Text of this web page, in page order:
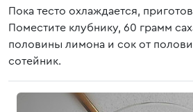
Пока тесто охлаждается,
Поместите клубнику, 60 грамм
половины лимона и сок от
сотейник.